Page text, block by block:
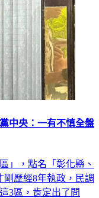
央：一有不慎全盤
」，點名「彰化縣、
歷經8年執政，民調